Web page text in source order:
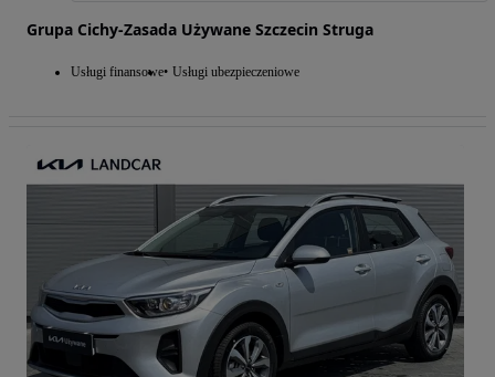
Grupa Cichy-Zasada Używane Szczecin Struga
Usługi finansowe Usługi ubezpieczeniowe